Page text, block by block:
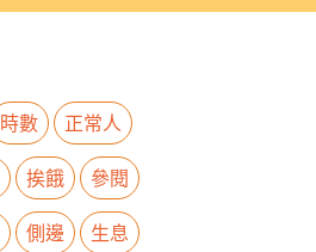
時數
正常人
挨餓
參閱
側邊
生息